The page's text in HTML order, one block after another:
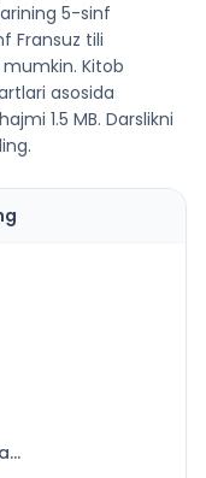
5-sinf
Fransuz tili
Kitob
asosida
1.5 MB. Darslikni